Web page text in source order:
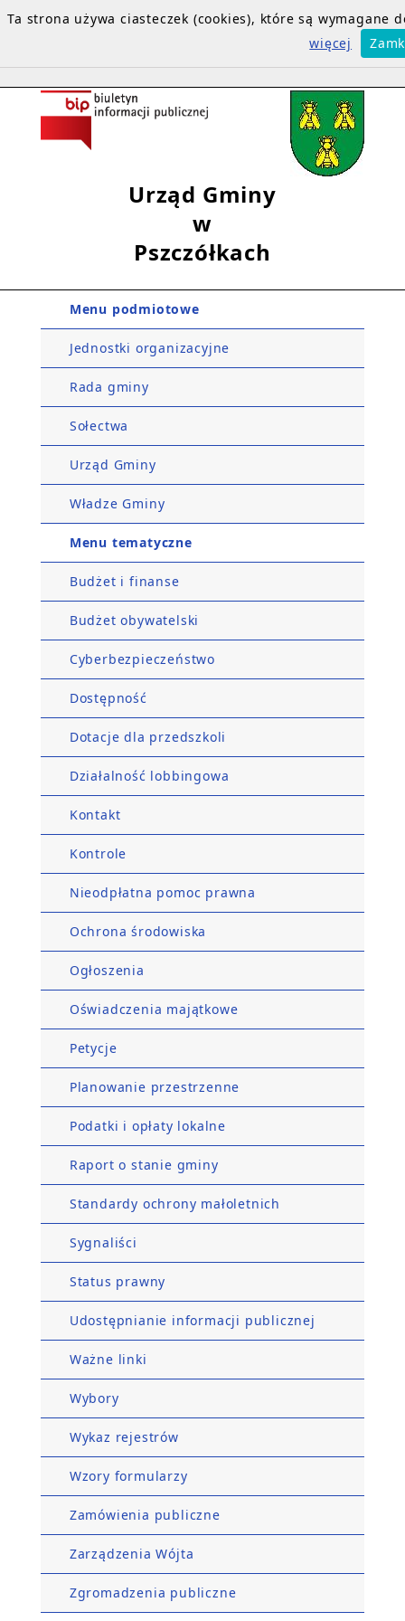
Urząd Gminy
w
Pszczółkach
Menu podmiotowe
Jednostki organizacyjne
Rada gminy
Sołectwa
Urząd Gminy
Władze Gminy
Menu tematyczne
Budżet i finanse
Budżet obywatelski
Cyberbezpieczeństwo
Dostępność
Dotacje dla przedszkoli
Działalność lobbingowa
Kontakt
Kontrole
Nieodpłatna pomoc prawna
Ochrona środowiska
Ogłoszenia
Oświadczenia majątkowe
Petycje
Planowanie przestrzenne
Podatki i opłaty lokalne
Raport o stanie gminy
Standardy ochrony małoletnich
Sygnaliści
Status prawny
Udostępnianie informacji publicznej
Ważne linki
Wybory
Wykaz rejestrów
Wzory formularzy
Zamówienia publiczne
Zarządzenia Wójta
Zgromadzenia publiczne
Ta strona używa ciasteczek (cookies), które są
więcej